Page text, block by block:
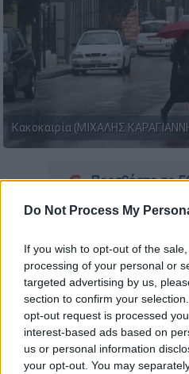
Do Not Process My
If you wish to opt-out of the
processing of your personal or
targeted advertising by us,
section to confirm your
opt-out request is processed
interest-based ads based on
us or personal information
your opt-out. You may
Κακοκαιρία (ΜΙΧΑΛΗΣ
Προσθέστε το
μεκακοκαιρία
ΕΜΥεξέδωσε
επιδείνωσης καιρού το
γιαέντονα φαινόμενα
απόγευμα έως και
Το έκτακτο δελτίο